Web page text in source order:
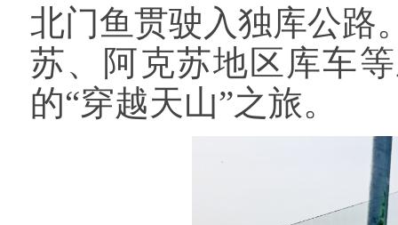
北门鱼贯驶入独库公路
苏、阿克苏地区库车
的“穿越天山”之旅。